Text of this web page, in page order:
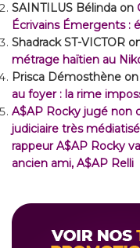
SAINTILUS Bélinda on
Écrivains Émergents :
Shadrack ST-VICTOR
métrage haïtien au
Prisca Démosthène on
au foyer : la rime
A$AP Rocky jugé non
judiciaire très
rappeur A$AP Rocky
ancien ami, A$AP Relli